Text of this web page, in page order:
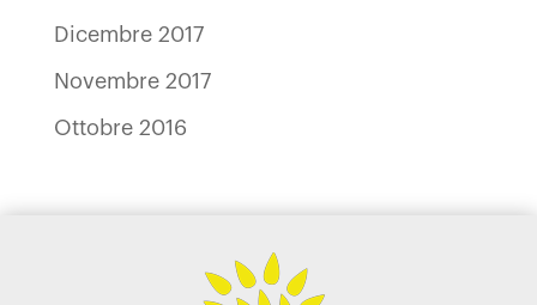
Dicembre 2017
Novembre 2017
Ottobre 2016